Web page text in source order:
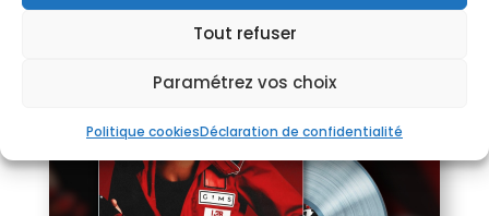
Tout refuser
Paramétrez vos choix
Politique cookiesDéclaration de confidentialité